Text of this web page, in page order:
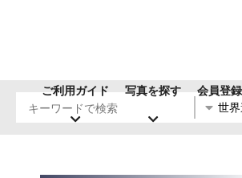
ご利用ガイド 写真を探す 会員登録